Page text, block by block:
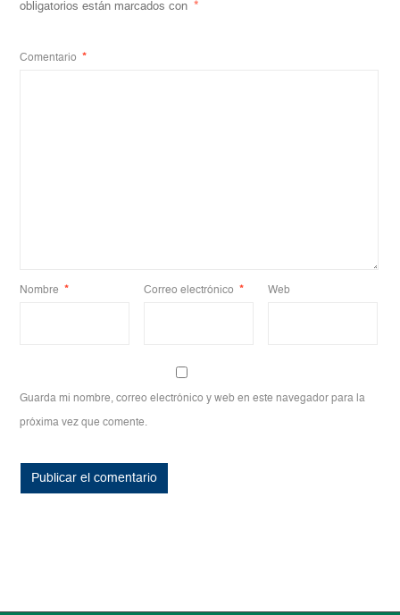
obligatorios están marcados con
*
Comentario *
Nombre * Correo electrónico * Web
Guarda mi nombre, correo electrónico y web en este navegador para la
próxima vez que comente.